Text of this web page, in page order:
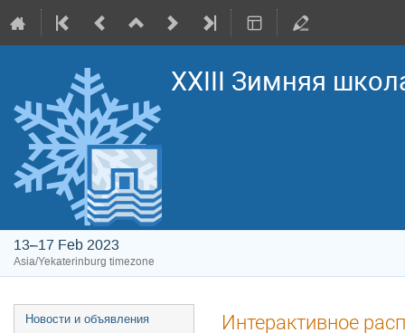
XXIII Зимняя
13–17 Feb 2023
Asia/Yekaterinburg timezone
Event
Новости и объявления Интерактивное